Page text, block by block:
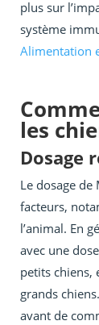
plus sur
système
Alimentation
les
Dosage
Le dosage
facteurs,
l’animal. En
avec une
petits chiens,
grands
avant de